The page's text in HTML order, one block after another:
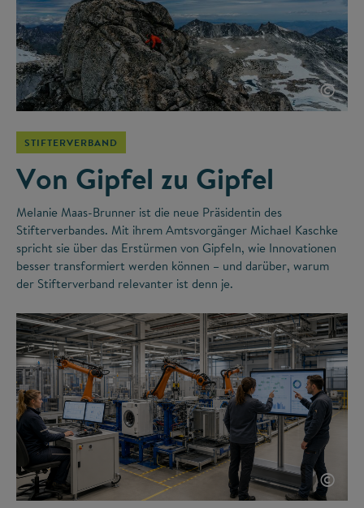
©
STIFTERVERBAND
Von Gipfel zu Gipfel
Melanie Maas-Brunner ist die neue Präsidentin des
Stifterverbandes. Mit ihrem Amtsvorgänger Michael Kaschke
spricht sie über das Erstürmen von Gipfeln, wie Innovationen
besser transformiert werden können – und darüber, warum
der Stifterverband relevanter ist denn je.
©